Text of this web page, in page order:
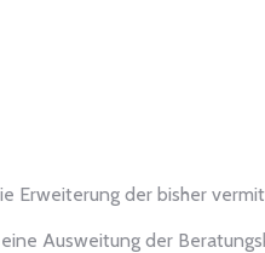
Erweiterung der bisher
Ausweitung der